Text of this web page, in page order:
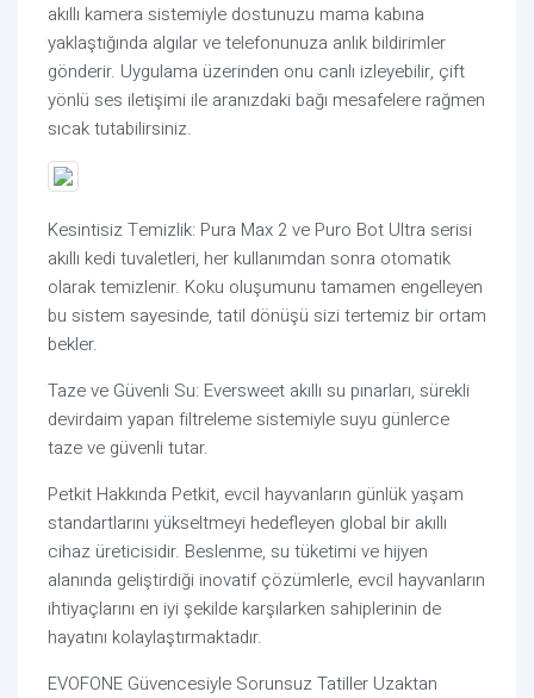
akıllı kamera sistemiyle dostunuzu mama kabına
yaklaştığında algılar ve telefonunuza anlık bildirimler
gönderir. Uygulama üzerinden onu canlı izleyebilir, çift
yönlü ses iletişimi ile aranızdaki bağı mesafelere rağmen
sıcak tutabilirsiniz.
Kesintisiz Temizlik: Pura Max 2 ve Puro Bot Ultra serisi
akıllı kedi tuvaletleri, her kullanımdan sonra otomatik
olarak temizlenir. Koku oluşumunu tamamen engelleyen
bu sistem sayesinde, tatil dönüşü sizi tertemiz bir ortam
bekler.
Taze ve Güvenli Su: Eversweet akıllı su pınarları, sürekli
devirdaim yapan filtreleme sistemiyle suyu günlerce
taze ve güvenli tutar.
Petkit Hakkında Petkit, evcil hayvanların günlük yaşam
standartlarını yükseltmeyi hedefleyen global bir akıllı
cihaz üreticisidir. Beslenme, su tüketimi ve hijyen
alanında geliştirdiği inovatif çözümlerle, evcil hayvanların
ihtiyaçlarını en iyi şekilde karşılarken sahiplerinin de
hayatını kolaylaştırmaktadır.
EVOFONE Güvencesiyle Sorunsuz Tatiller Uzaktan